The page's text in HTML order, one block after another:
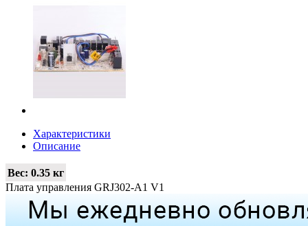
Характеристики
Описание
Вес: 0.35 кг
Плата управления GRJ302-A1 V1